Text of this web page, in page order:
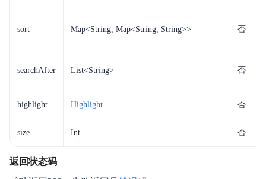
sort Map<String, Map<String, String>> 否
searchAfter List<String> 否
highlight Highlight 否
size Int 否
返回状态码